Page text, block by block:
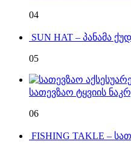
04
SUN HAT – პანამა
05
სათევზაო ტყვიის
06
FISHING TAKLE –